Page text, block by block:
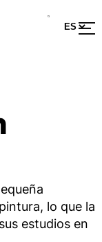
lo que la
estudios en